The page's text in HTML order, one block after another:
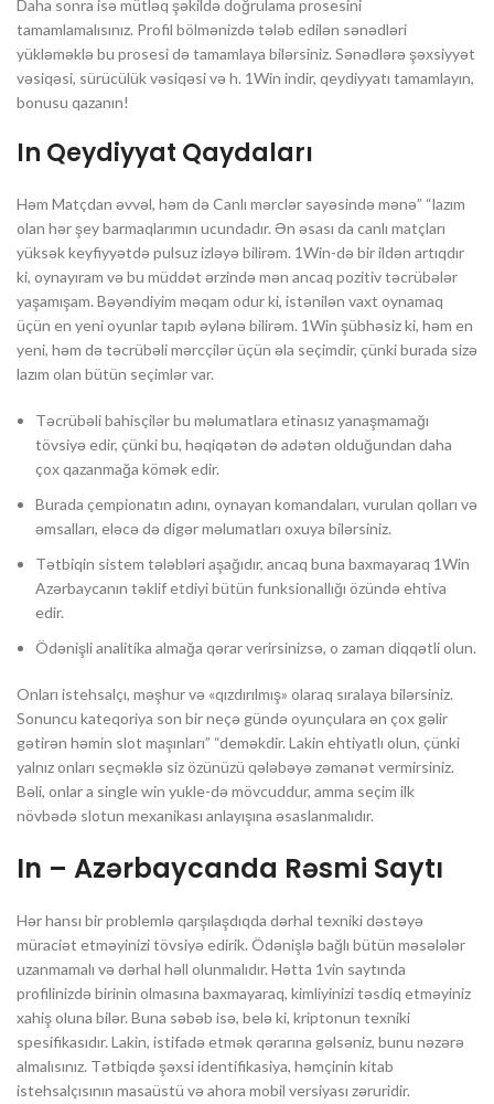
Daha sonra isə mütləq şəkildə doğrulama prosesini
tamamlamalısınız. Profil bölmənizdə tələb edilən sənədləri
yükləməklə bu prosesi də tamamlaya bilərsiniz. Sənədlərə şəxsiyyət
vəsiqəsi, sürücülük vəsiqəsi və h. 1Win indir, qeydiyyatı tamamlayın,
bonusu qazanın!
In Qeydiyyat Qaydaları
Həm Matçdan əvvəl, həm də Canlı mərclər sayəsində mənə” “lazım
olan hər şey barmaqlarımın ucundadır. Ən əsası da canlı matçları
yüksək keyfiyyətdə pulsuz izləyə bilirəm. 1Win-də bir ildən artıqdır
ki, oynayıram və bu müddət ərzində mən ancaq pozitiv təcrübələr
yaşamışam. Bəyəndiyim məqam odur ki, istənilən vaxt oynamaq
üçün en yeni oyunlar tapıb əylənə bilirəm. 1Win şübhəsiz ki, həm en
yeni, həm də təcrübəli mərcçilər üçün əla seçimdir, çünki burada sizə
lazım olan bütün seçimlər var.
Təcrübəli bahisçilər bu məlumatlara etinasız yanaşmamağı
tövsiyə edir, çünki bu, həqiqətən də adətən olduğundan daha
çox qazanmağa kömək edir.
Burada çempionatın adını, oynayan komandaları, vurulan qolları və
əmsalları, eləcə də digər məlumatları oxuya bilərsiniz.
Tətbiqin sistem tələbləri aşağıdır, ancaq buna baxmayaraq 1Win
Azərbaycanın təklif etdiyi bütün funksionallığı özündə ehtiva
edir.
Ödənişli analitika almağa qərar verirsinizsə, o zaman diqqətli olun.
Onları istehsalçı, məşhur və «qızdırılmış» olaraq sıralaya bilərsiniz.
Sonuncu kateqoriya son bir neçə gündə oyunçulara ən çox gəlir
gətirən həmin slot maşınları” “deməkdir. Lakin ehtiyatlı olun, çünki
yalnız onları seçməklə siz özünüzü qələbəyə zəmanət vermirsiniz.
Bəli, onlar a single win yukle-də mövcuddur, amma seçim ilk
növbədə slotun mexanikası anlayışına əsaslanmalıdır.
In – Azərbaycanda Rəsmi Saytı
Hər hansı bir problemlə qarşılaşdıqda dərhal texniki dəstəyə
müraciət etməyinizi tövsiyə edirik. Ödənişlə bağlı bütün məsələlər
uzanmamalı və dərhal həll olunmalıdır. Hətta 1vin saytında
profilinizdə birinin olmasına baxmayaraq, kimliyinizi təsdiq etməyiniz
xahiş oluna bilər. Buna səbəb isə, belə ki, kriptonun texniki
spesifikasıdır. Lakin, istifadə etmək qərarına gəlsəniz, bunu nəzərə
almalısınız. Tətbiqdə şəxsi identifikasiya, həmçinin kitab
istehsalçısının masaüstü və ahora mobil versiyası zəruridir.